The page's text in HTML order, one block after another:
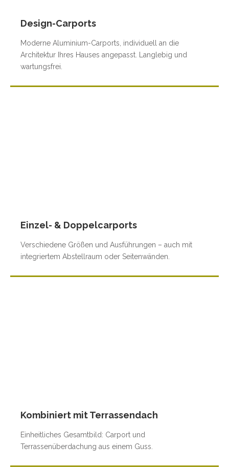
Design-Carports
Moderne Aluminium-Carports, individuell an die
Architektur Ihres Hauses angepasst. Langlebig und
wartungsfrei.
Einzel- & Doppelcarports
Verschiedene Größen und Ausführungen – auch mit
integriertem Abstellraum oder Seitenwänden.
Kombiniert mit Terrassendach
Einheitliches Gesamtbild: Carport und
Terrassenüberdachung aus einem Guss.